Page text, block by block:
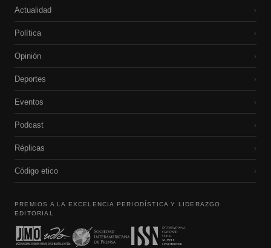
Actualidad ›
Política ›
Opinión ›
Deportes ›
Eventos ›
Podcast ›
Réplicas ›
Código etico ›
PREMIOS A LA EXCELENCIA PERIODÍSTICA Y LIDERAZGO
EDITORIAL